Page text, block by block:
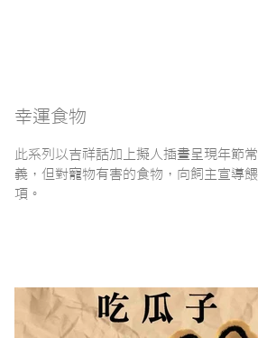
幸運食物
此系列以吉祥話加上擬人插畫呈現年節
義，但對寵物有害的食物，向飼主宣導
項。